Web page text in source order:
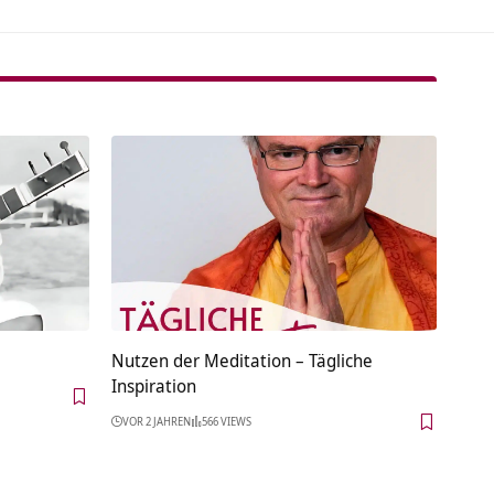
Nutzen der Meditation – Tägliche
Inspiration
VOR 2 JAHREN 566 VIEWS